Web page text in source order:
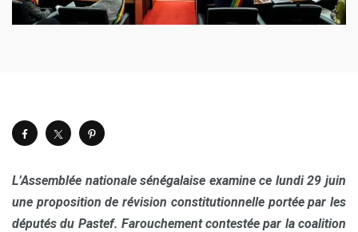
L’Assemblée nationale sénégalaise examine ce lundi 29 juin
une proposition de révision constitutionnelle portée par les
députés du Pastef. Farouchement contestée par la coalition